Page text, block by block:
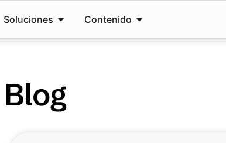
Soluciones Contenido
Blog